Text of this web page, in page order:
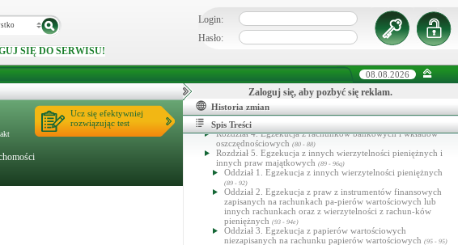
SIĘ DO SERWISU!
Login:
Hasło:
08.08.2026
Ucz się efektywniej
rozwiązując test
Zaloguj się, aby pozbyć się reklam.
Historia zmian
Spis Treści
Rozdział 7. Uchylony
Oddział 1. Zasady ogólne(66a - 66k)
Oddział 2. Udzielanie informacji (66l - 66u)
Oddział 4. Dochodzenie lub zabezpieczanie należności
Dział II. Egzekucja należności pieniężnych(67 - 96m)
(67 - 71ca)
Rozdział 1a. Egzekucja z pieniędzy
Rozdział 2. Egzekucja z wynagrodzenia za pracę
Rozdział 3. Egzekucja ze świadczeń z zaopatrzenia
emerytalnego i ubezpieczenia społecznego oraz renty
socjalnej(79 - 79)
Rozdział 4. Egzekucja z rachunków bankowych i wkładów
oszczędnościowych (80 - 88)
Rozdział 5. Egzekucja z innych wierzytelności pieniężnych i
innych praw majątkowych (89 - 96q)
Oddział 1. Egzekucja z innych wierzytelności pieniężnych
(89 - 92)
Oddział 2. Egzekucja z praw z instrumentów finansowych
zapisanych na rachunkach pa-pierów wartościowych lub
innych rachunkach oraz z wierzytelności z rachun-ków
pieniężnych (93 - 94e)
Oddział 3. Egzekucja z papierów wartościowych
niezapisanych na rachunku papierów wartościowych (95 - 95)